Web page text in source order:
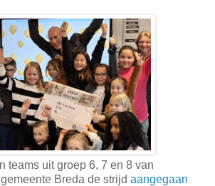
teams uit groep 6, 7 en 8 van
Breda de strijd aangegaan